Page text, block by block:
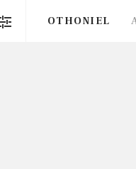
OTHONIEL